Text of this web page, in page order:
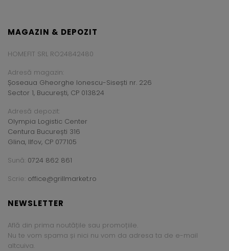
MAGAZIN & DEPOZIT
HOMEFIT SRL RO24842480
Adresă magazin:
Șoseaua Gheorghe Ionescu-Sisești nr. 226
Sector 1, București, CP 013824
Adresă depozit:
Olympia Logistic Center
Centura București 316
Glina, Ilfov, CP 077105
Sună: 0724 862 861
Scrie: office@grillmarket.ro
NEWSLETTER
Află din prima noutățile sau promoțiile.
Nu te vom spama și nici nu vom da adresa ta de e-mail
altcuiva.